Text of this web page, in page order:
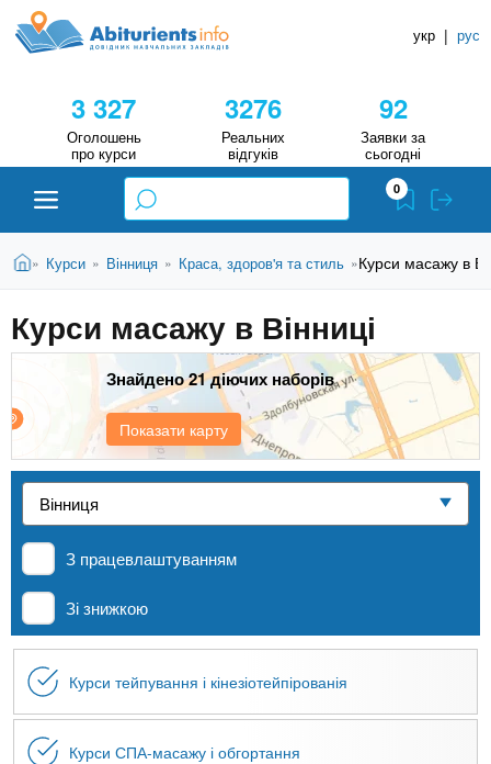
д
A
i
t
u
r
i
e
n
t
s
.
о
н
к
Н
в
ч
л
н
к
д
3 327
Оголошень
про курси
3276
Реальних
відгуків
92
Заявки за
сьогодні
укр | рус
Абітурієнту
ЗВО (ВНЗ)
Коледжі
Курси
Приватні школи
0
В
т
у
Головна
» Курси » Вінниця » Краса, здоров'я та стиль »Курси масажу в
Курси масажу в Вінниці
Показати карту
Знайдено 21 діючих наборів
З працевлаштуванням
Зі знижкою
Курси тейпування і кінезіотейпірованія
Курси СПА-масажу і обгортання